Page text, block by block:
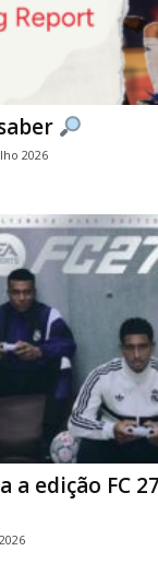
2026
a edição FC